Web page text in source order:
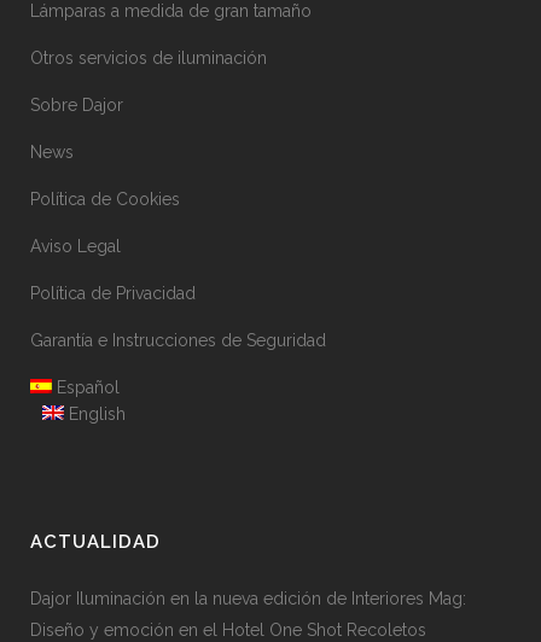
Lámparas a medida de gran tamaño
Otros servicios de iluminación
Sobre Dajor
News
Política de Cookies
Aviso Legal
Política de Privacidad
Garantía e Instrucciones de Seguridad
Español
English
ACTUALIDAD
Dajor Iluminación en la nueva edición de Interiores Mag:
Diseño y emoción en el Hotel One Shot Recoletos